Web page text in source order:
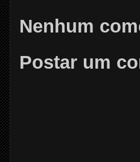
Nenhum
Postar um